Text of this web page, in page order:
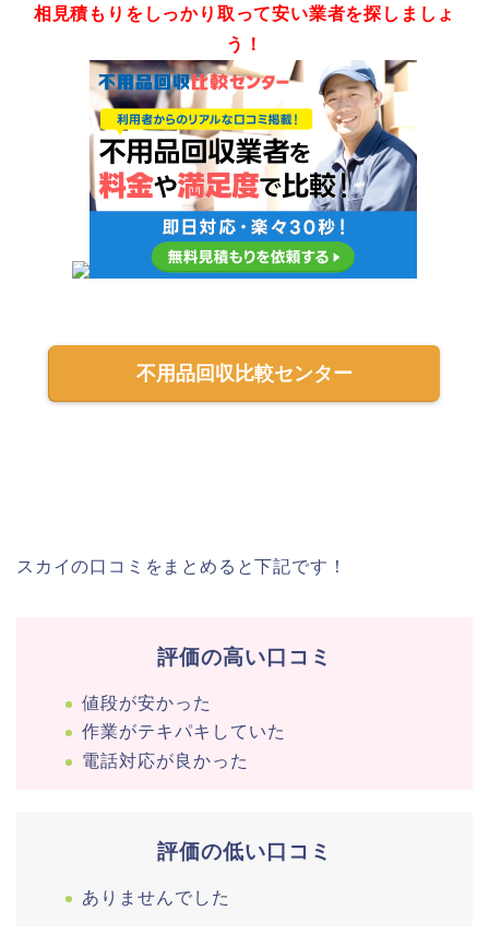
相見積もりをしっかり取って安い業者を探しましょ
う！
不用品回収比較センター
スカイの口コミをまとめると下記です！
評価の高い口コミ
値段が安かった
作業がテキパキしていた
電話対応が良かった
評価の低い口コミ
ありませんでした